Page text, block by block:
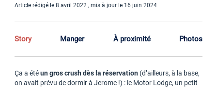
Article rédigé le 8 avril 2022 , mis à jour le 16 juin 2024
Story Manger À proximité Photos
Ça a étéun gros crush dès la réservation (d’ailleurs, à la base,
on avait prévu de dormir à Jerome !) : le Motor Lodge, un petit